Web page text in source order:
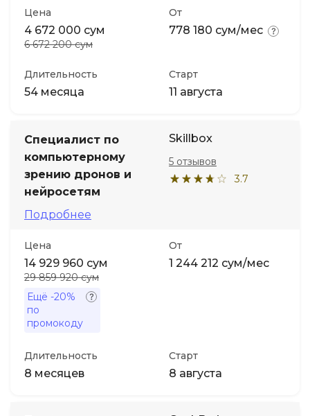
Цена
4 672 000 сум
6 672 200 сум
От
778 180 сум/мес
Длительность
54 месяца
Старт
11 августа
Специалист по
компьютерному
зрению дронов и
нейросетям
Подробнее
Skillbox
3.7
5 отзывов
Цена
14 929 960 сум
29 859 920 сум
Ещё -20%
по
промокоду
От
1 244 212 сум/мес
Длительность
8 месяцев
Старт
8 августа